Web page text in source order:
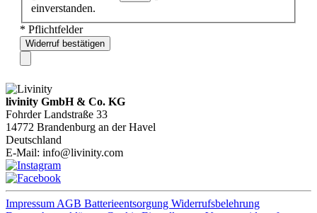
einverstanden.
* Pflichtfelder
Widerruf bestätigen
livinity GmbH & Co. KG
Fohrder Landstraße 33
14772 Brandenburg an der Havel
Deutschland
E-Mail: info@livinity.com
Impressum AGB Batterieentsorgung Widerrufsbelehrung